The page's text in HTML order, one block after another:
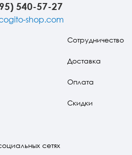
540-57-27
shop.com
Сотрудничество
Доставка
Оплата
Скидки
сетях